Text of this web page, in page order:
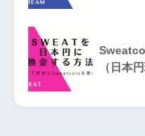
（日本